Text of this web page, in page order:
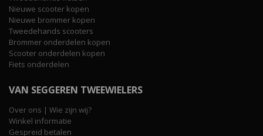
Nieuwe scooter kopen
Nieuwe brommer kopen
Tweedehands scooters
Brommer onderdelen kopen
Scooter onderdelen kopen
Fiets onderdelen
VAN SEGGEREN TWEEWIELERS
Over ons | Wie zijn wij?
Winkel informatie
Gespreid betalen